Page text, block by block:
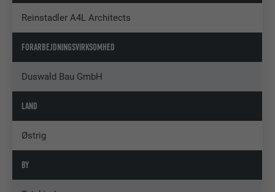
Reinstadler A4L Architects
FORARBEJDNINGSVIRKSOMHED
Duswald Bau GmbH
LAND
Østrig
BY